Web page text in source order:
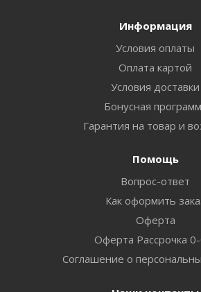
Информация
Условия оплаты
Оплата картой
Условия доставки
Бонусная
Гарантия на товар и
Помощь
Вопрос-ответ
Как оформить
Оферта
Оферта Рассрочка
Соглашение о